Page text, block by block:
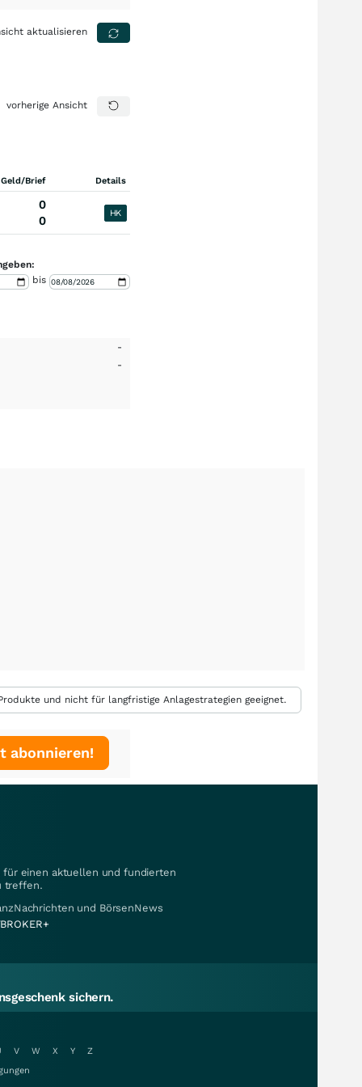
aktualisieren
vorherige Ansicht
Geld/Brief Details
0
0
HK
bis
-
-
und nicht für langfristige Anlagestrategien geeignet.
abonnieren!
für einen aktuellen und fundierten
treffen.
und BörsenNews
sichern.
V W X Y
Z